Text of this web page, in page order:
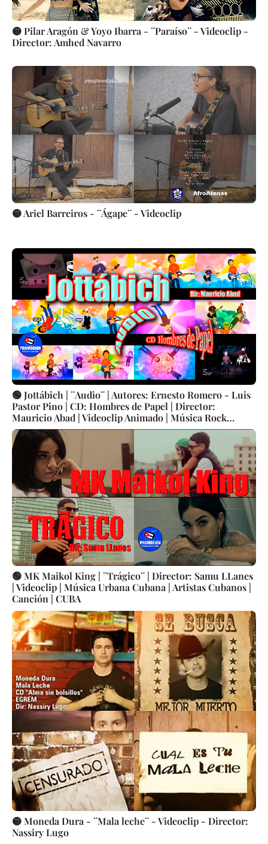
🟡 Pilar Aragón & Yoyo Ibarra - ¨Paraíso¨ - Videoclip -
Director: Amhed Navarro
🟡 Ariel Barreiros - ¨Ágape¨ - Videoclip
🟢 Jottábich | ¨Audio¨ | Autores: Ernesto Romero - Luis
Pastor Pino | CD: Hombres de Papel | Director:
Mauricio Abad | Videoclip Animado | Música Rock
Cubana | Artistas Cubanos | Canción | CUBA
🟢 MK Maikol King | ¨Trágico¨ | Director: Samu LLanes
| Videoclip | Música Urbana Cubana | Artistas Cubanos |
Canción | CUBA
🟡 Moneda Dura - ¨Mala leche¨ - Videoclip - Director:
Nassiry Lugo